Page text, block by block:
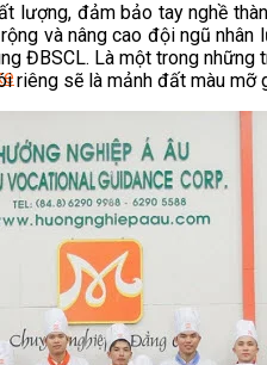
Vận Hành Mô Hình Bánh
Sạn Quốc Tế
KS
Nghiệp
Nghiệp
Hàng
Nghiệp
Nhà Hàng
lượng, đảm bảo tay nghề
và nâng cao đội ngũ
ĐBSCL. Là một trong
riêng sẽ là mảnh đất màu